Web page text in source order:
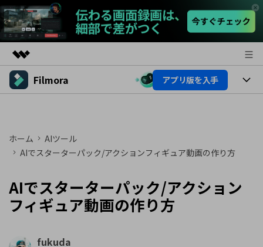
製品
ソリューション
企業情報
サポート
Filmora アプリ版を入手
プラットフォーム
製品機能
AI機能
AIヒント
Filmoraのユーザー層
動画編集関連知識
ホーム
AIツール
AIでスターターパック/アクションフィギュア動画の作り方
AIでスターターパック/アクション
フィギュア動画の作り方
fukuda